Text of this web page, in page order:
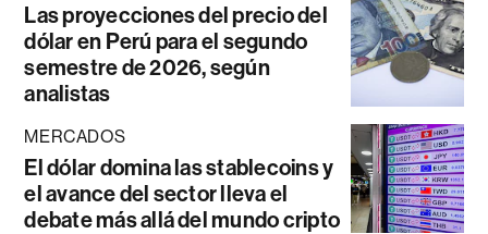
Las proyecciones del precio del
dólar en Perú para el segundo
semestre de 2026, según
analistas
MERCADOS
El dólar domina las stablecoins y
el avance del sector lleva el
debate más allá del mundo cripto